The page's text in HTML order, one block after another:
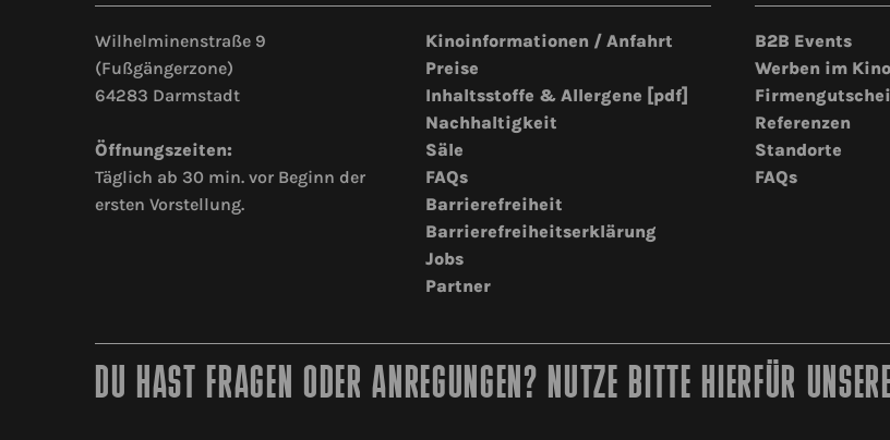
Wilhelminenstraße 9
(Fußgängerzone)
64283 Darmstadt
Öffnungszeiten:
Täglich ab 30 min. vor Beginn der
ersten Vorstellung.
Kinoinformationen / Anfahrt
Preise
Inhaltsstoffe & Allergene [pdf]
Nachhaltigkeit
Säle
FAQs
Barrierefreiheit
Barrierefreiheitserklärung
Jobs
Partner
B2B Events
Werben im Kino
Referenzen
Standorte
FAQs
DU HAST FRAGEN ODER ANREGUNGEN? NUTZE BITTE HIERFÜR UNSERE